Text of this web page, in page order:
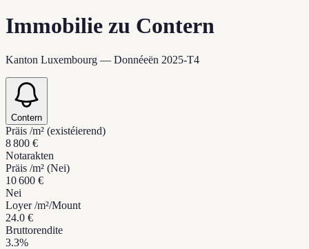
Immobilie zu Contern
Kanton Luxembourg — Donnéeën 2025-T4
Contern
Präis /m² (existéierend)
8 800 €
Notarakten
Präis /m² (Nei)
10 600 €
Nei
Loyer /m²/Mount
24.0 €
Bruttorendite
3.3%